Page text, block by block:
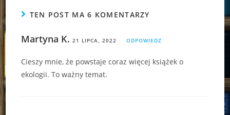
TEN POST MA 6 KOMENTARZY
Martyna K. 21 LIPCA, 2022 ODPOWIEDZ
Cieszy mnie, że powstaje coraz więcej książek o
ekologii. To ważny temat.